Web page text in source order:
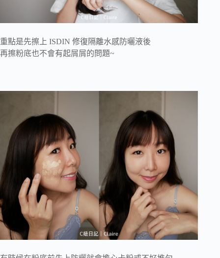
重點是先擦上 ISDIN 修復隔離水感防曬液後
再擦粉底也不會有起屑屑的問題~